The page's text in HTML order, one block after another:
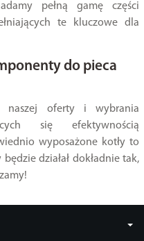
pełną gamę części
te kluczowe dla
do pieca
naszej oferty i wybrania
się efektywnością
wyposażone kotły to
działał dokładnie tak,